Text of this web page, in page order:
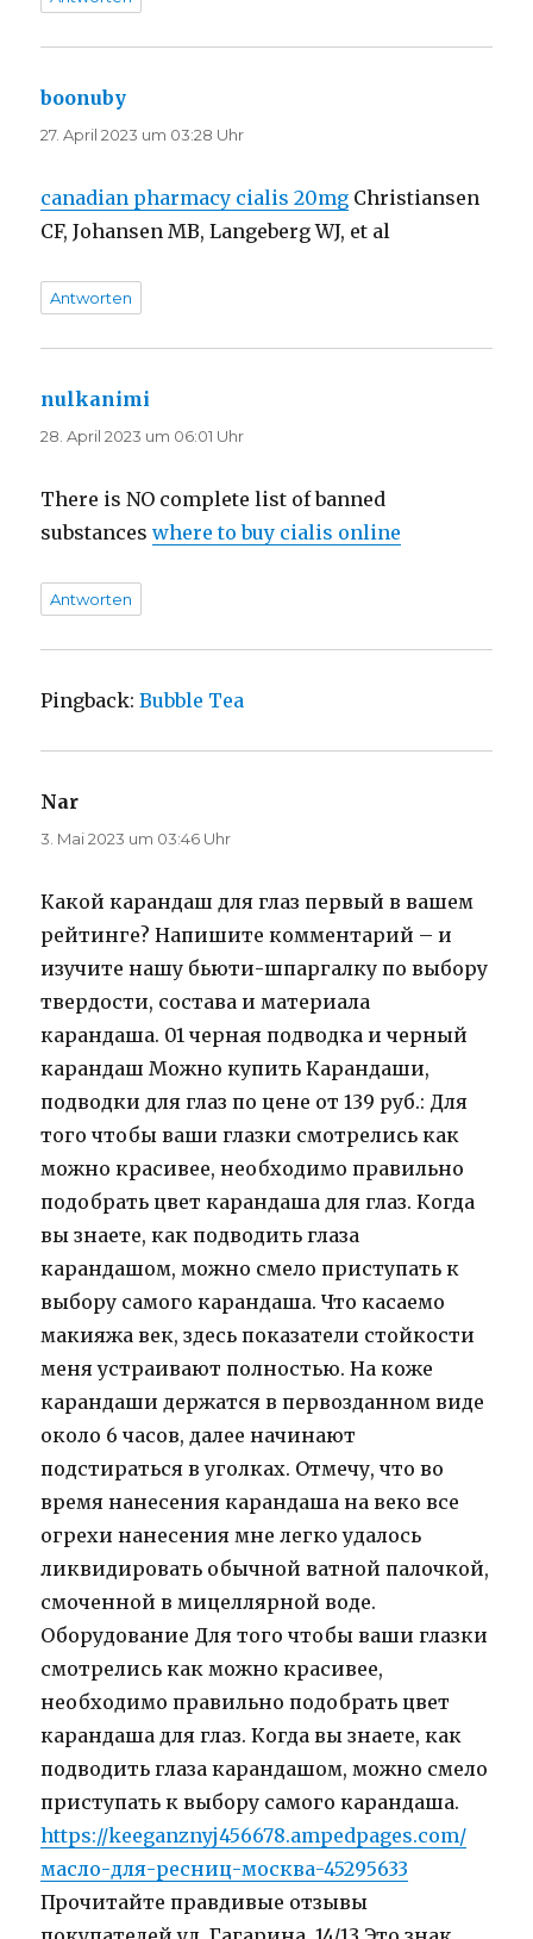
boonuby
27. April 2023 um 03:28 Uhr
canadian pharmacy cialis 20mg Christiansen
CF, Johansen MB, Langeberg WJ, et al
Antworten
nulkanimi
28. April 2023 um 06:01 Uhr
There is NO complete list of banned
substanceswhere to buy cialis online
Antworten
Pingback:Bubble Tea
Nar
3. Mai 2023 um 03:46 Uhr
Какой карандаш для глаз первый в вашем
рейтинге? Напишите комментарий – и
изучите нашу бьюти-шпаргалку по выбору
твердости, состава и материала
карандаша. 01 черная подводка и черный
карандаш Можно купить Карандаши,
подводки для глаз по цене от 139 руб.: Для
того чтобы ваши глазки смотрелись как
можно красивее, необходимо правильно
подобрать цвет карандаша для глаз. Когда
вы знаете, как подводить глаза
карандашом, можно смело приступать к
выбору самого карандаша. Что касаемо
макияжа век, здесь показатели стойкости
меня устраивают полностью. На коже
карандаши держатся в первозданном виде
около 6 часов, далее начинают
подстираться в уголках. Отмечу, что во
время нанесения карандаша на веко все
огрехи нанесения мне легко удалось
ликвидировать обычной ватной палочкой,
смоченной в мицеллярной воде.
Оборудование Для того чтобы ваши глазки
смотрелись как можно красивее,
необходимо правильно подобрать цвет
карандаша для глаз. Когда вы знаете, как
подводить глаза карандашом, можно смело
приступать к выбору самого карандаша.
https://keeganznyj456678.ampedpages.com/
масло-для-ресниц-москва-45295633
Прочитайте правдивые отзывы